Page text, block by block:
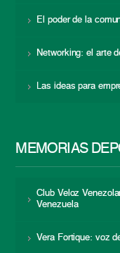
El poder de la
Networking: el arte
Las ideas para
MEMORIAS
Club Veloz
Venezuela
Vera Fortique: voz